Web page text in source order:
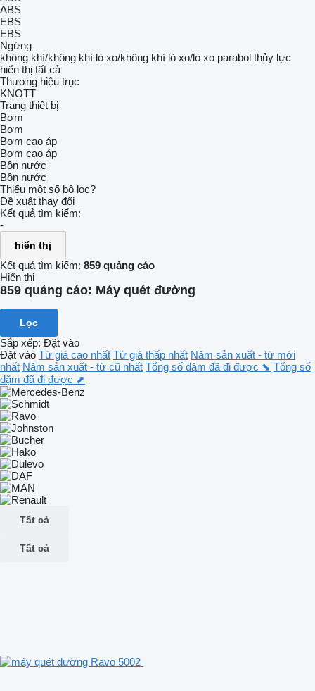
ABS
EBS
EBS
Ngừng
không khí/không khí lò xo/không khí lò xo/lò xo parabol thủy lực
hiển thị tất cả
Thương hiệu trục
KNOTT
Trang thiết bị
Bơm
Bơm
Bơm cao áp
Bơm cao áp
Bồn nước
Bồn nước
Thiếu một số bộ lọc?
Đề xuất thay đổi
Kết quả tìm kiếm:
-
hiển thị
Kết quả tìm kiếm: 859 quảng cáo
Hiển thị
859 quảng cáo: Máy quét đường
Lọc
Sắp xếp: Đặt vào
Đặt vào Từ giá cao nhất Từ giá thấp nhất Năm sản xuất - từ mới
nhất Năm sản xuất - từ cũ nhất Tổng số dặm đã đi được ⬊ Tổng số
dặm đã đi được ⬈
Tất cả
Tất cả